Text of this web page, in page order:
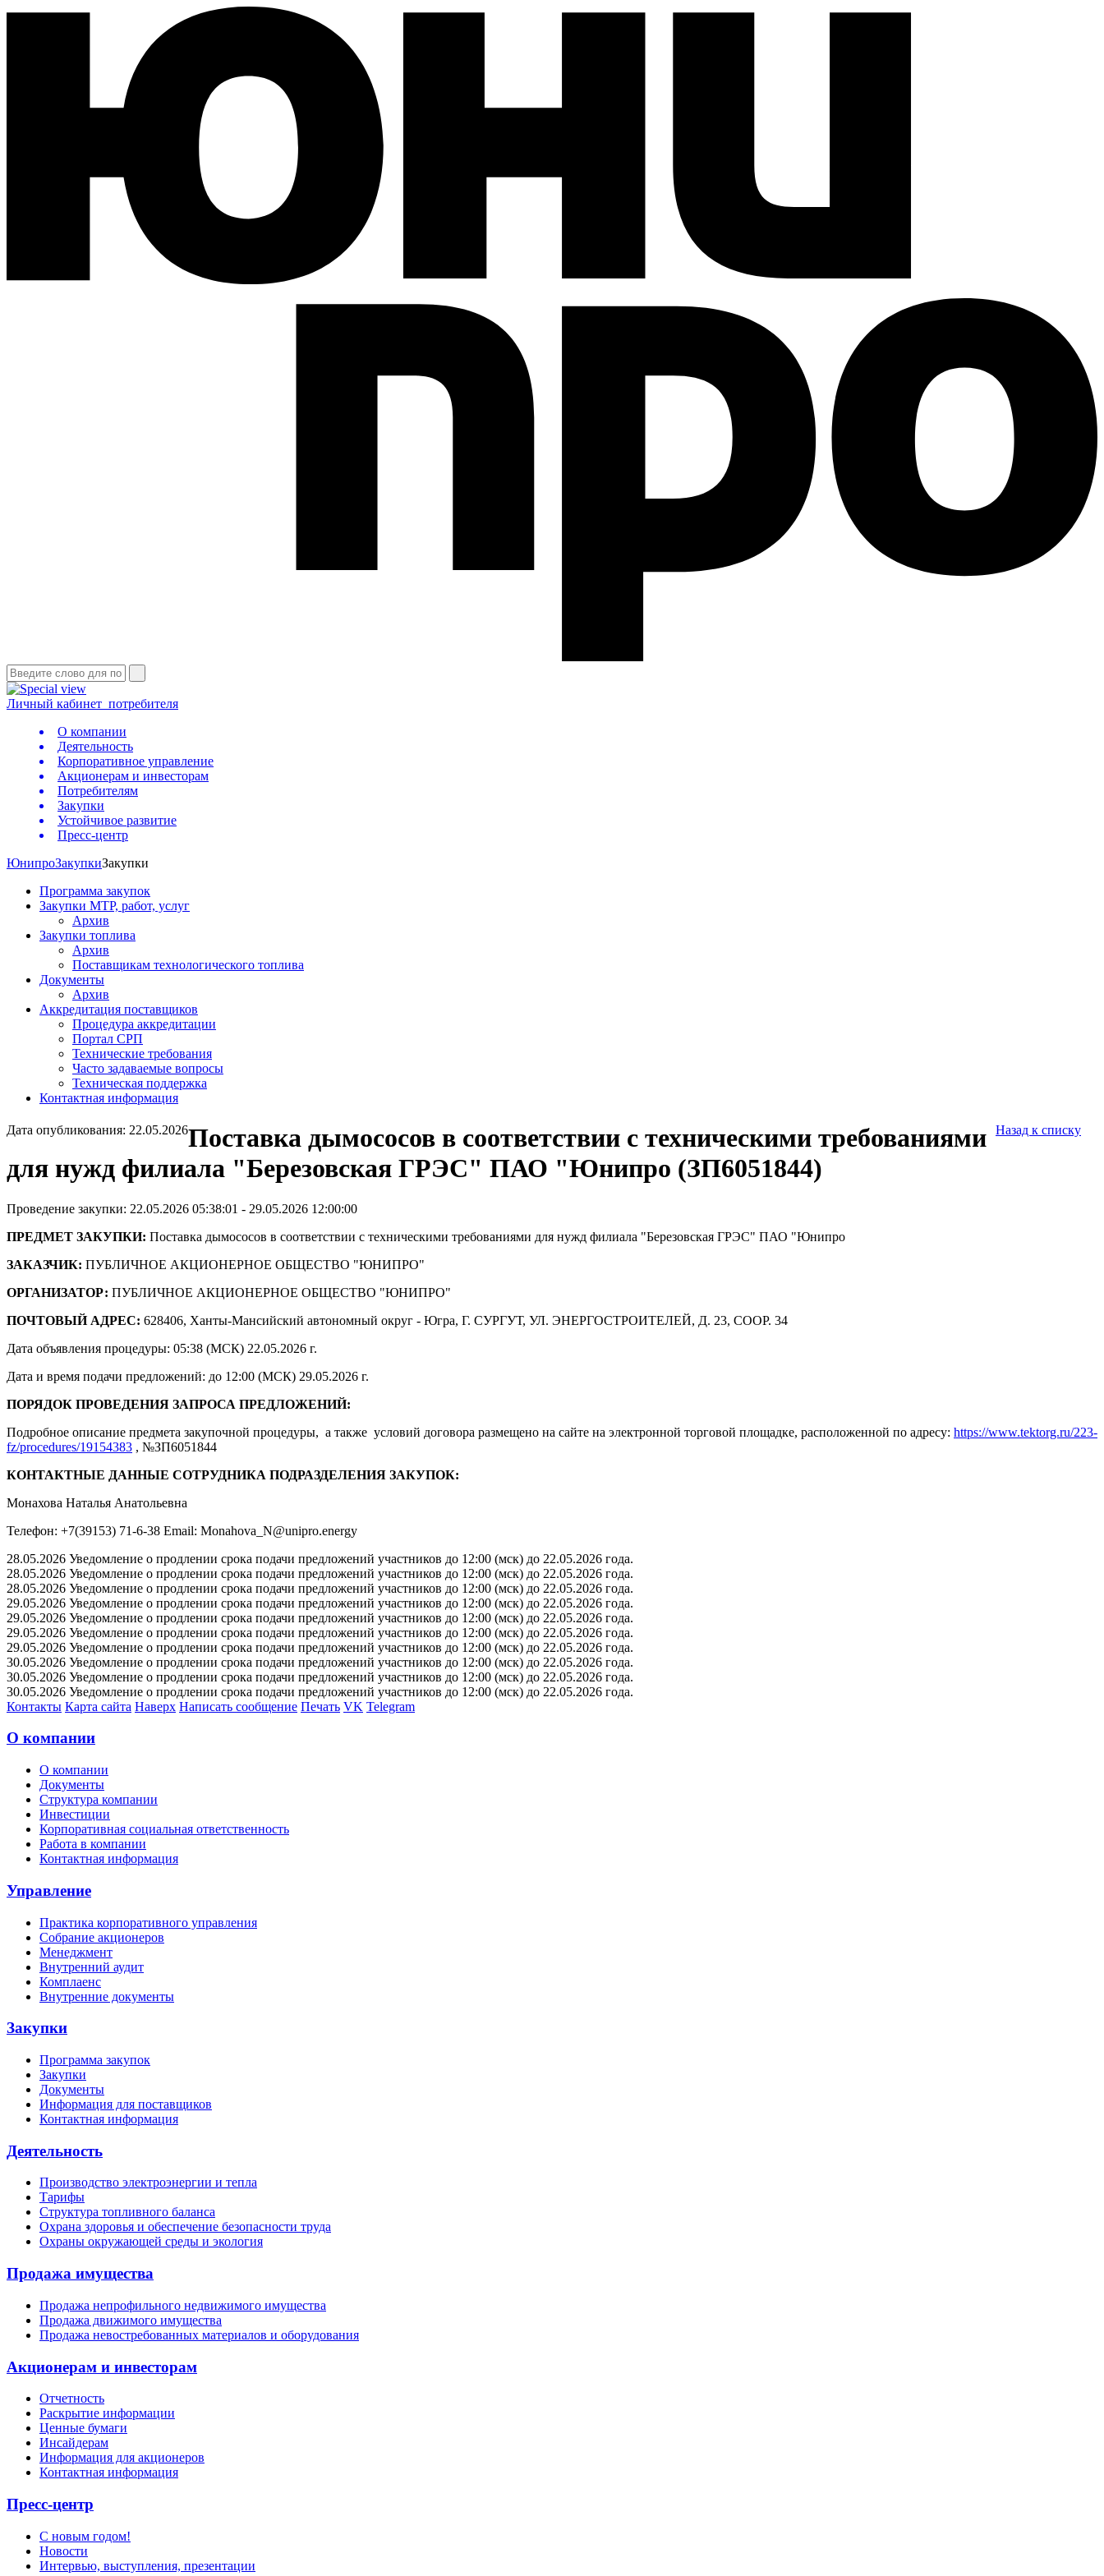
Личный кабинет потребителя
О компании
Деятельность
Корпоративное управление
Акционерам и инвесторам
Потребителям
Закупки
Устойчивое развитие
Пресс-центр
ЮнипроЗакупкиЗакупки
Программа закупок
Закупки МТР, работ, услуг
Архив
Закупки топлива
Архив
Поставщикам технологического топлива
Документы
Архив
Аккредитация поставщиков
Процедура аккредитации
Портал СРП
Технические требования
Часто задаваемые вопросы
Техническая поддержка
Контактная информация
Дата опубликования: 22.05.2026 Назад к списку
Поставка дымососов в соответствии с техническими требованиями
для нужд филиала "Березовская ГРЭС" ПАО "Юнипро (ЗП6051844)
Проведение закупки: 22.05.2026 05:38:01 - 29.05.2026 12:00:00
ПРЕДМЕТ ЗАКУПКИ: Поставка дымососов в соответствии с техническими требованиями для нужд филиала "Березовская ГРЭС" ПАО "Юнипро
ЗАКАЗЧИК: ПУБЛИЧНОЕ АКЦИОНЕРНОЕ ОБЩЕСТВО "ЮНИПРО"
ОРГАНИЗАТОР: ПУБЛИЧНОЕ АКЦИОНЕРНОЕ ОБЩЕСТВО "ЮНИПРО"
ПОЧТОВЫЙ АДРЕС: 628406, Ханты-Мансийский автономный округ - Югра, Г. СУРГУТ, УЛ. ЭНЕРГОСТРОИТЕЛЕЙ, Д. 23, СООР. 34
Дата объявления процедуры: 05:38 (МСК) 22.05.2026 г.
Дата и время подачи предложений: до 12:00 (МСК) 29.05.2026 г.
ПОРЯДОК ПРОВЕДЕНИЯ ЗАПРОСА ПРЕДЛОЖЕНИЙ:
Подробное описание предмета закупочной процедуры, а также условий договора размещено на сайте на электронной торговой площадке, расположенной по адресу: https://www.tektorg.ru/223-
fz/procedures/19154383 , №ЗП6051844
КОНТАКТНЫЕ ДАННЫЕ СОТРУДНИКА ПОДРАЗДЕЛЕНИЯ ЗАКУПОК:
Монахова Наталья Анатольевна
Телефон: +7(39153) 71-6-38 Email: Monahova_N@unipro.energy
28.05.2026 Уведомление о продлении срока подачи предложений участников до 12:00 (мск) до 22.05.2026 года.
28.05.2026 Уведомление о продлении срока подачи предложений участников до 12:00 (мск) до 22.05.2026 года.
28.05.2026 Уведомление о продлении срока подачи предложений участников до 12:00 (мск) до 22.05.2026 года.
29.05.2026 Уведомление о продлении срока подачи предложений участников до 12:00 (мск) до 22.05.2026 года.
29.05.2026 Уведомление о продлении срока подачи предложений участников до 12:00 (мск) до 22.05.2026 года.
29.05.2026 Уведомление о продлении срока подачи предложений участников до 12:00 (мск) до 22.05.2026 года.
29.05.2026 Уведомление о продлении срока подачи предложений участников до 12:00 (мск) до 22.05.2026 года.
30.05.2026 Уведомление о продлении срока подачи предложений участников до 12:00 (мск) до 22.05.2026 года.
30.05.2026 Уведомление о продлении срока подачи предложений участников до 12:00 (мск) до 22.05.2026 года.
30.05.2026 Уведомление о продлении срока подачи предложений участников до 12:00 (мск) до 22.05.2026 года.
Контакты Карта сайта Наверх Написать сообщение Печать VK Telegram
О компании
О компании
Документы
Структура компании
Инвестиции
Корпоративная социальная ответственность
Работа в компании
Контактная информация
Управление
Практика корпоративного управления
Собрание акционеров
Менеджмент
Внутренний аудит
Комплаенс
Внутренние документы
Закупки
Программа закупок
Закупки
Документы
Информация для поставщиков
Контактная информация
Деятельность
Производство электроэнергии и тепла
Тарифы
Структура топливного баланса
Охрана здоровья и обеспечение безопасности труда
Охраны окружающей среды и экология
Продажа имущества
Продажа непрофильного недвижимого имущества
Продажа движимого имущества
Продажа невостребованных материалов и оборудования
Акционерам и инвесторам
Отчетность
Раскрытие информации
Ценные бумаги
Инсайдерам
Информация для акционеров
Контактная информация
Пресс-центр
С новым годом!
Новости
Интервью, выступления, презентации